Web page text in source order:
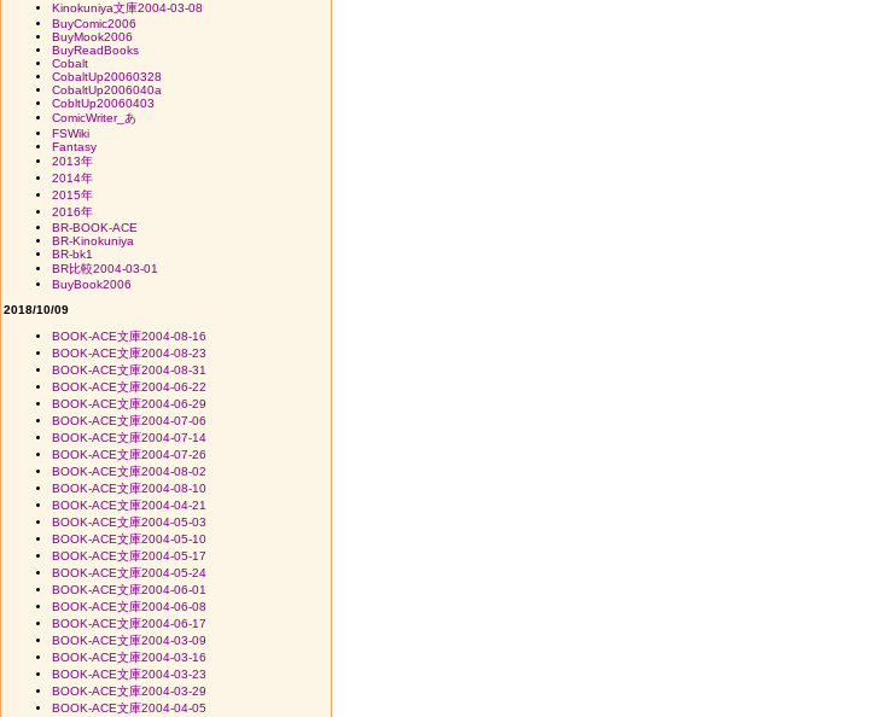
Kinokuniya文庫2004-03-08
BuyComic2006
BuyMook2006
BuyReadBooks
Cobalt
CobaltUp20060328
CobaltUp2006040a
CobltUp20060403
ComicWriter_あ
FSWiki
Fantasy
2013年
2014年
2015年
2016年
BR-BOOK-ACE
BR-Kinokuniya
BR-bk1
BR比較2004-03-01
BuyBook2006
2018/10/09
BOOK-ACE文庫2004-08-16
BOOK-ACE文庫2004-08-23
BOOK-ACE文庫2004-08-31
BOOK-ACE文庫2004-06-22
BOOK-ACE文庫2004-06-29
BOOK-ACE文庫2004-07-06
BOOK-ACE文庫2004-07-14
BOOK-ACE文庫2004-07-26
BOOK-ACE文庫2004-08-02
BOOK-ACE文庫2004-08-10
BOOK-ACE文庫2004-04-21
BOOK-ACE文庫2004-05-03
BOOK-ACE文庫2004-05-10
BOOK-ACE文庫2004-05-17
BOOK-ACE文庫2004-05-24
BOOK-ACE文庫2004-06-01
BOOK-ACE文庫2004-06-08
BOOK-ACE文庫2004-06-17
BOOK-ACE文庫2004-03-09
BOOK-ACE文庫2004-03-16
BOOK-ACE文庫2004-03-23
BOOK-ACE文庫2004-03-29
BOOK-ACE文庫2004-04-05